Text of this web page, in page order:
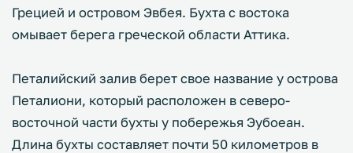
Грецией и островом Эвбея. Бухта с востока
омывает берега греческой области Аттика.
Петалийский залив берет свое название у острова
Петалиони, который расположен в северо-
восточной части бухты у побережья Эубоеан.
Длина бухты составляет почти 50 километров в